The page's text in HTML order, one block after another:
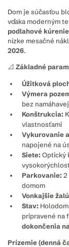
Dom je súčasťou
vďaka moderným
podlahové kúrenie
nízke mesačné
2026.
📐 Základné
Úžitková
Výmera
bez
Konštrukcia:
vlastnosťami
Vykurovanie
napojené na
Siete:Optický
Parkovanie:2
domom
Vonkajšie
Stav:
pripravené na
dokončenia
Prízemie (denná